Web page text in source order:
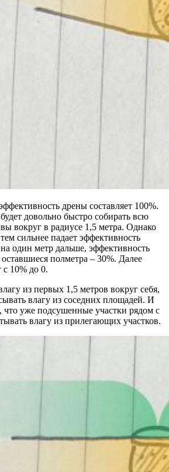
дрены составляет 100%.
довольно быстро собирать всю
вокруг в радиусе 1,5 метра. Однако
сильнее падает эффективность
один метр дальше, эффективность
полметра – 30%. Далее
с 10% до 0.
из первых 1,5 метров вокруг себя,
влагу из соседних площадей. И
что уже подсушенные участки рядом с
влагу из прилегающих участков.